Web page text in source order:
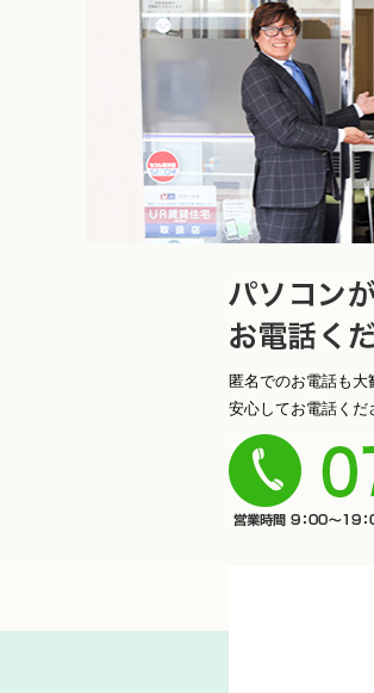
ソコンが苦手
さい！
匿名でのお電話も大
安心してお電話くだ